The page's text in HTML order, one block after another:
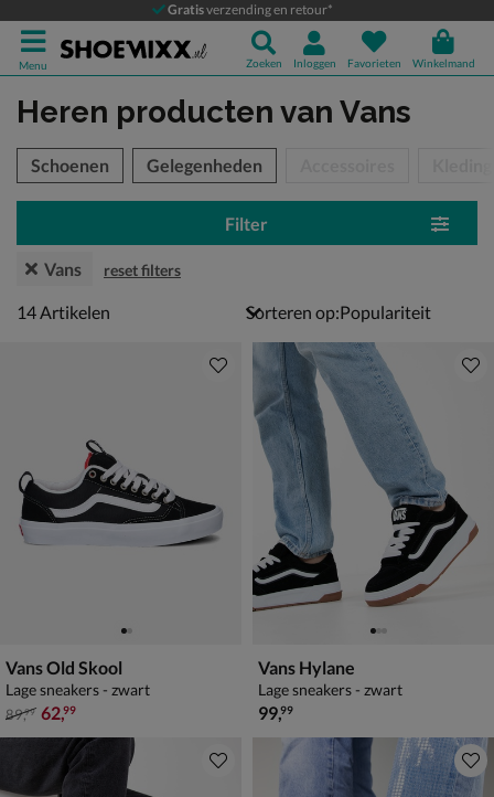
Gratisverzending en retour*
Menu Zoeken Inloggen Favorieten Winkelmand
Heren producten van Vans
over
Schoenen Gelegenheden
Filter
Vans reset filters
14 artikelen
14Artikelen Sorteren op:
Vans Old Skool
Lage sneakers - zwart
van € 89,99 voor € 62,99
89,99 62,99
Vans Hylane
Lage sneakers - zwart
€ 99,99
99,99